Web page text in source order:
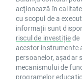
acţionează în
cu scopul de a
informații sunt
riscul de investițiede
acestor instrumente
persoanelor, așadar
mecanismului de
programelor